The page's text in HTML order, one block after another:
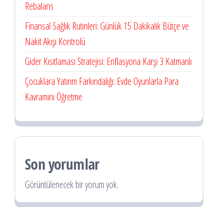
Rebalans
Finansal Sağlık Rutinleri: Günlük 15 Dakikalık Bütçe ve
Nakit Akışı Kontrolü
Gider Kısıtlaması Stratejisi: Enflasyona Karşı 3 Katmanlı
Çocuklara Yatırım Farkındalığı: Evde Oyunlarla Para
Kavramını Öğretme
Son yorumlar
Görüntülenecek bir yorum yok.